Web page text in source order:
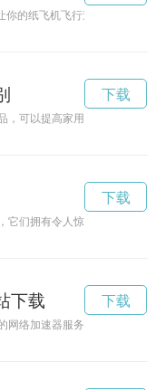
你的纸飞机飞行速度大大提升的
，可以提高家用风扇的风速和
下载
它们拥有令人惊叹的飞行能力
下载
下载
网络加速器服务提供商，通过
下载